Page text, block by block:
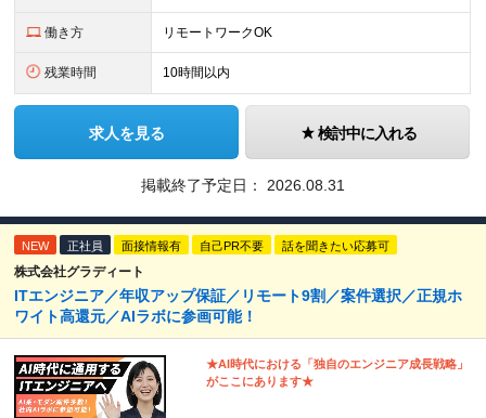
働き方 リモートワークOK
残業時間 10時間以内
求人を見る 検討中に入れる
掲載終了予定日： 2026.08.31
NEW 正社員 面接情報有 自己PR不要 話を聞きたい応募可
株式会社グラディート
ITエンジニア／年収アップ保証／リモート9割／案件選択／正規ホ
ワイト高還元／AIラボに参画可能！
★AI時代における「独自のエンジニア成⻑戦略」
がここにあります★